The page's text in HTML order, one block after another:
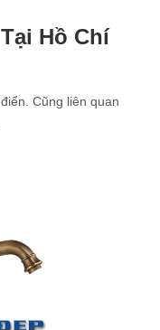
Hồ Chí
Cũng liên quan